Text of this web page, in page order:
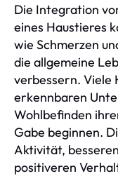
Die Integration
eines Haustieres
wie Schmerzen
die allgemeine
verbessern. Viele
erkennbaren
Wohlbefinden
Gabe beginnen.
Aktivität,
positiveren